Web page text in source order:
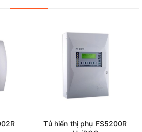
Tủ hiển thị phụ FS5200R